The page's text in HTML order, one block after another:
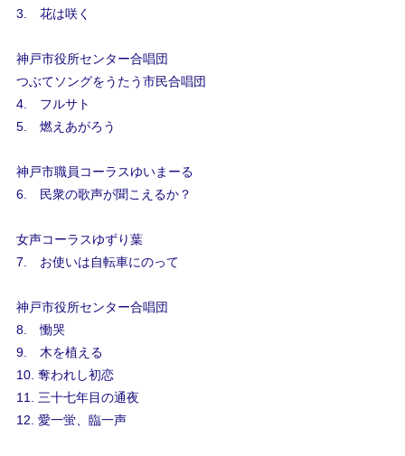
3. 花は咲く
神戸市役所センター合唱団
つぶてソングをうたう市民合唱団
4. フルサト
5. 燃えあがろう
神戸市職員コーラスゆいまーる
6. 民衆の歌声が聞こえるか？
女声コーラスゆずり葉
7. お使いは自転車にのって
神戸市役所センター合唱団
8. 慟哭
9. 木を植える
10. 奪われし初恋
11. 三十七年目の通夜
12. 愛一蛍、臨一声